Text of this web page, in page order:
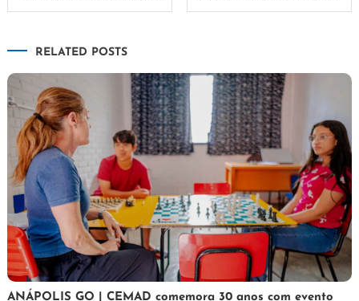
RELATED POSTS
ANÁPOLIS GO | CEMAD comemora 30 anos com evento